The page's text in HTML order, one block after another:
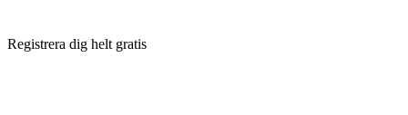
Registrera dig helt gratis